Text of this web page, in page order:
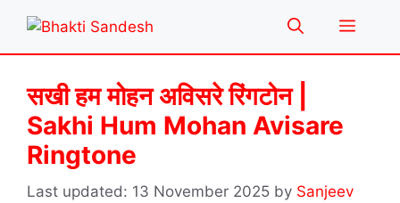
content
Menu
सखी हम मोहन अविसरे रिंगटोन |
Sakhi Hum Mohan Avisare
Ringtone
13 November 2025 by Sanjeev